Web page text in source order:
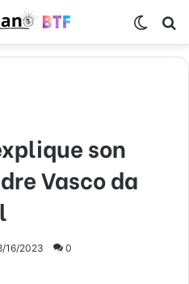
son
Vasco da
16/2023 0